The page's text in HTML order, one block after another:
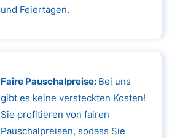
und Feiertagen.
Faire Pauschalpreise: Bei uns
gibt es keine versteckten Kosten!
Sie profitieren von fairen
Pauschalpreisen, sodass Sie